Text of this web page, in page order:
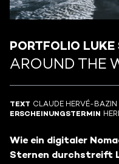
PORTFOLIO
AROUND THE
TEXT CLAUDE HERVÉ-BAZIN
ERSCHEINUNGSTERMIN
Wie ein digitaler
Sternen durchstreift